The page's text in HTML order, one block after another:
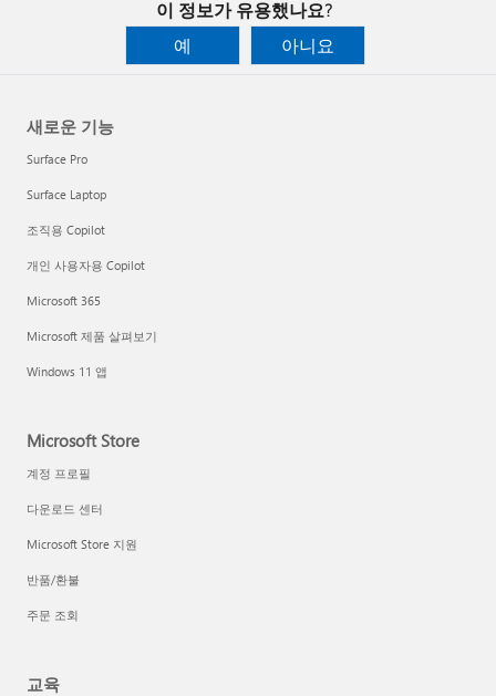
이 정보가 유용했나요?
예
아니요
새로운 기능
Surface Pro
Surface Laptop
조직용 Copilot
개인 사용자용 Copilot
Microsoft 365
Microsoft 제품 살펴보기
Windows 11 앱
Microsoft Store
계정 프로필
다운로드 센터
Microsoft Store 지원
반품/환불
주문 조회
교육